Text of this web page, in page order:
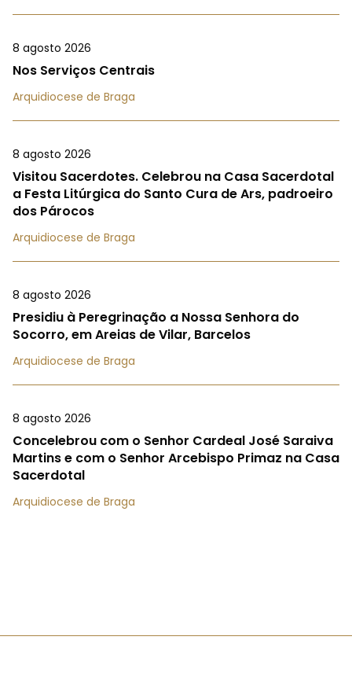
8 agosto 2026
Nos Serviços Centrais
Arquidiocese de Braga
8 agosto 2026
Visitou Sacerdotes. Celebrou na Casa Sacerdotal
a Festa Litúrgica do Santo Cura de Ars, padroeiro
dos Párocos
Arquidiocese de Braga
8 agosto 2026
Presidiu à Peregrinação a Nossa Senhora do
Socorro, em Areias de Vilar, Barcelos
Arquidiocese de Braga
8 agosto 2026
Concelebrou com o Senhor Cardeal José Saraiva
Martins e com o Senhor Arcebispo Primaz na Casa
Sacerdotal
Arquidiocese de Braga